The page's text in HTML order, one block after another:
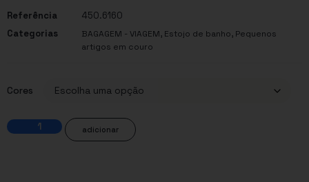
Referência
450.6160
Categorias
BAGAGEM - VIAGEM, Estojo de banho, Pequenos
artigos em couro
Cores
adicionar